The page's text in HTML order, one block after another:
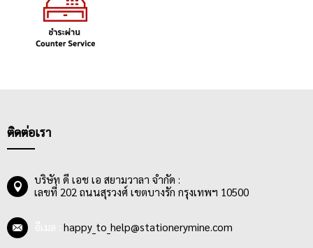
ติดต่อเรา
บริษัท ดี เอช เอ สยามวาลา จำกัด :
เลขที่ 202 ถนนสุรวงศ์ เขตบางรัก กรุงเทพฯ 10500
happy_to_help@stationerymine.com